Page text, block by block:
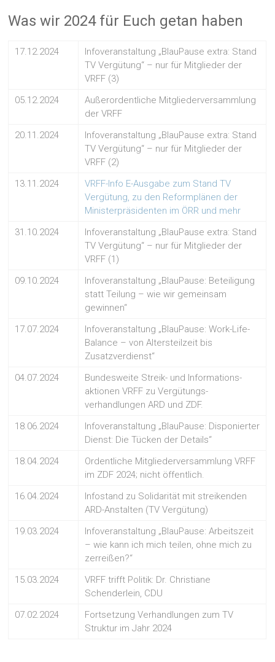
Was wir 2024 für Euch getan haben
17.12.2024
Infoveranstaltung „BlauPause extra: Stand
TV Vergütung“ – nur für Mitglieder der
VRFF (3)
05.12.2024
Außerordentliche Mitgliederversammlung
der VRFF
20.11.2024
Infoveranstaltung „BlauPause extra: Stand
TV Vergütung“ – nur für Mitglieder der
VRFF (2)
13.11.2024
VRFF-Info E-Ausgabe zum Stand TV
Vergütung, zu den Reformplänen der
Ministerpräsidenten im ÖRR und mehr
31.10.2024
Infoveranstaltung „BlauPause extra: Stand
TV Vergütung“ – nur für Mitglieder der
VRFF (1)
09.10.2024
Infoveranstaltung „BlauPause: Beteiligung
statt Teilung – wie wir gemeinsam
gewinnen“
17.07.2024
Infoveranstaltung „BlauPause: Work-Life-
Balance – von Altersteilzeit bis
Zusatzverdienst“
04.07.2024
Bundesweite Streik- und Informations-
aktionen VRFF zu Vergütungs-
verhandlungen ARD und ZDF.
18.06.2024
Infoveranstaltung „BlauPause: Disponierter
Dienst: Die Tücken der Details“
18.04.2024
Ordentliche Mitgliederversammlung VRFF
im ZDF 2024; nicht öffentlich.
16.04.2024
Infostand zu Solidarität mit streikenden
ARD-Anstalten (TV Vergütung)
19.03.2024
Infoveranstaltung „BlauPause: Arbeitszeit
– wie kann ich mich teilen, ohne mich zu
zerreißen?“
15.03.2024
VRFF trifft Politik: Dr. Christiane
Schenderlein, CDU
07.02.2024
Fortsetzung Verhandlungen zum TV
Struktur im Jahr 2024